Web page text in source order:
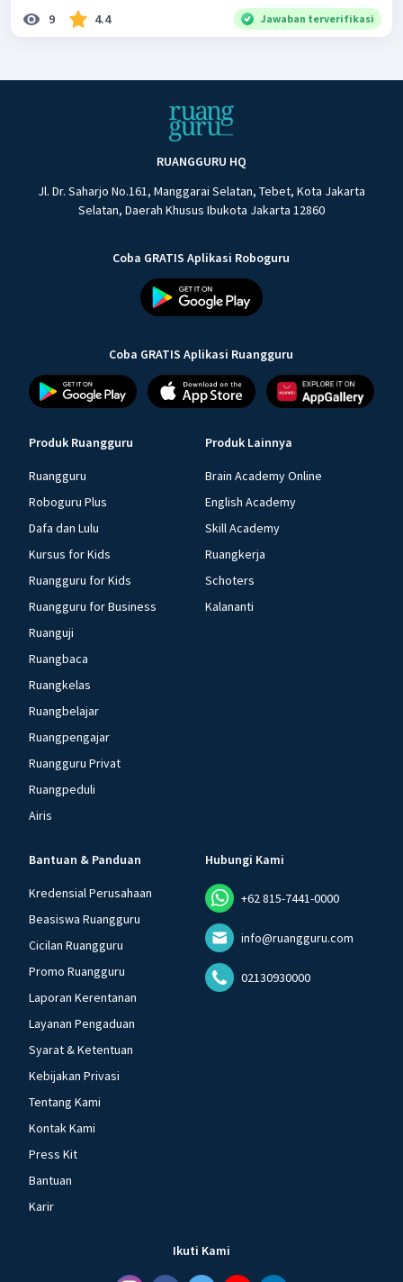
9 4.4 Jawaban terverifikasi
RUANGGURU HQ
Jl. Dr. Saharjo No.161, Manggarai Selatan, Tebet, Kota Jakarta
Selatan, Daerah Khusus Ibukota Jakarta 12860
Coba GRATIS Aplikasi Roboguru
Coba GRATIS Aplikasi Ruangguru
Produk Ruangguru
Ruangguru
Roboguru Plus
Dafa dan Lulu
Kursus for Kids
Ruangguru for Kids
Ruangguru for Business
Ruanguji
Ruangbaca
Ruangkelas
Ruangbelajar
Ruangpengajar
Ruangguru Privat
Ruangpeduli
Airis
Produk Lainnya
Brain Academy Online
English Academy
Skill Academy
Ruangkerja
Schoters
Kalananti
Bantuan & Panduan
Kredensial Perusahaan
Beasiswa Ruangguru
Cicilan Ruangguru
Promo Ruangguru
Laporan Kerentanan
Layanan Pengaduan
Syarat & Ketentuan
Kebijakan Privasi
Tentang Kami
Kontak Kami
Press Kit
Bantuan
Karir
Hubungi Kami
+62 815-7441-0000
info@ruangguru.com
02130930000
Ikuti Kami